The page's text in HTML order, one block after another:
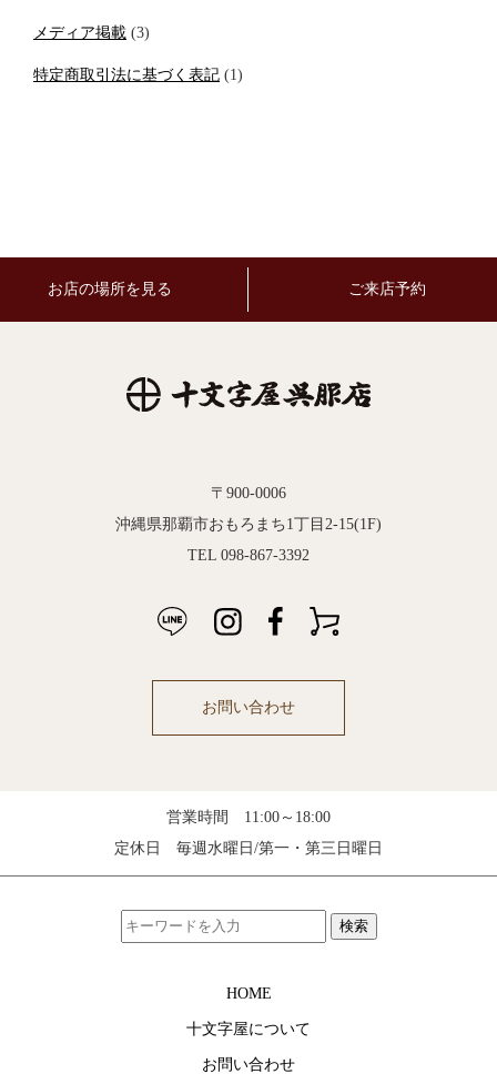
メディア掲載 (3)
特定商取引法に基づく表記 (1)
お店の場所を見る ご来店予約
〒900-0006
沖縄県那覇市おもろまち1丁目2-15(1F)
TEL 098-867-3392
お問い合わせ
営業時間 11:00～18:00
定休日 毎週水曜日/第一・第三日曜日
検索
HOME
十文字屋について
お問い合わせ